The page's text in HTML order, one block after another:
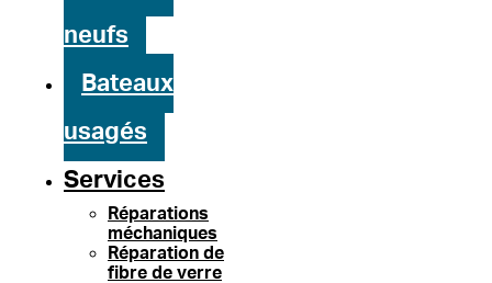
neufs
Bateaux
usagés
Services
Réparations
méchaniques
Réparation de
fibre de verre